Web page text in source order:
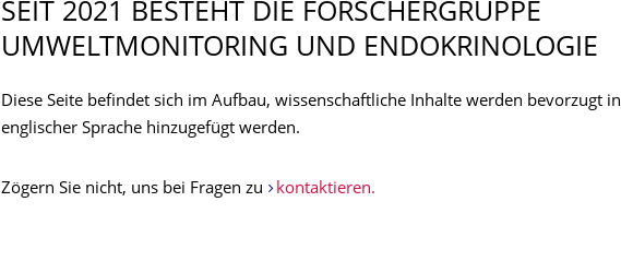
SEIT 2021 BESTEHT DIE FORSCHERGRUPPE
UMWELTMONITO­RING UND ENDOKRINOLOGIE
Diese Seite befindet sich im Aufbau, wissenschaftliche Inhalte werden bevorzugt in
englischer Sprache hinzugefügt werden.
Zögern Sie nicht, uns bei Fragen zu kontaktieren.